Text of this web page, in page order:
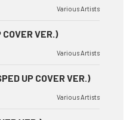
Various Artists
VER.)
Various Artists
UP COVER VER.)
Various Artists